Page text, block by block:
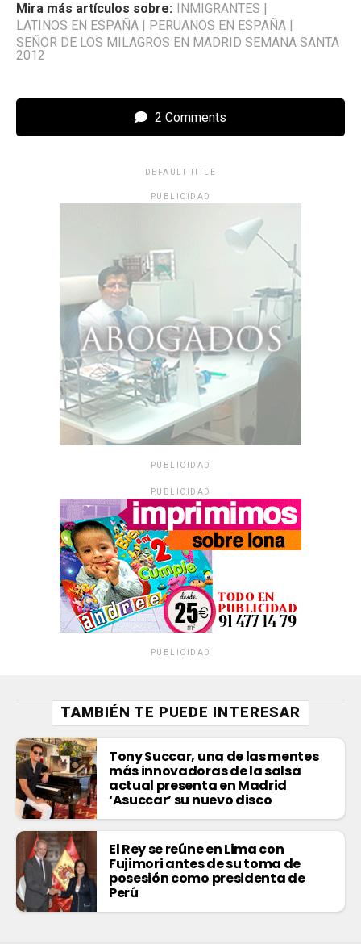
Mira más artículos sobre: INMIGRANTES
LATINOS EN ESPAÑA
PERUANOS EN ESPAÑA
SEÑOR DE LOS MILAGROS EN MADRID SEMANA SANTA
2012
2 Comments
DEFAULT TITLE
PUBLICIDAD
PUBLICIDAD
PUBLICIDAD
PUBLICIDAD
TAMBIÉN TE PUEDE INTERESAR
Tony Succar, una de las mentes
más innovadoras de la salsa
actual presenta en Madrid
‘Asuccar’ su nuevo disco
El Rey se reúne en Lima con
Fujimori antes de su toma de
posesión como presidenta de
Perú